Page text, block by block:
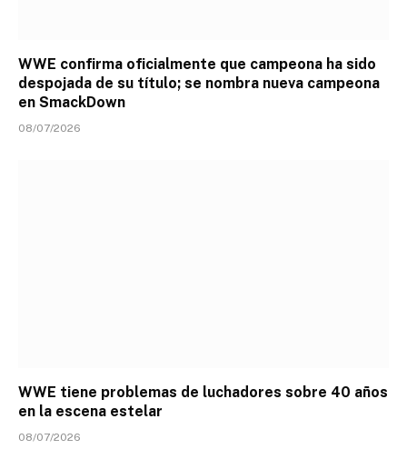
WWE confirma oficialmente que campeona ha sido
despojada de su título; se nombra nueva campeona
en SmackDown
08/07/2026
WWE tiene problemas de luchadores sobre 40 años
en la escena estelar
08/07/2026